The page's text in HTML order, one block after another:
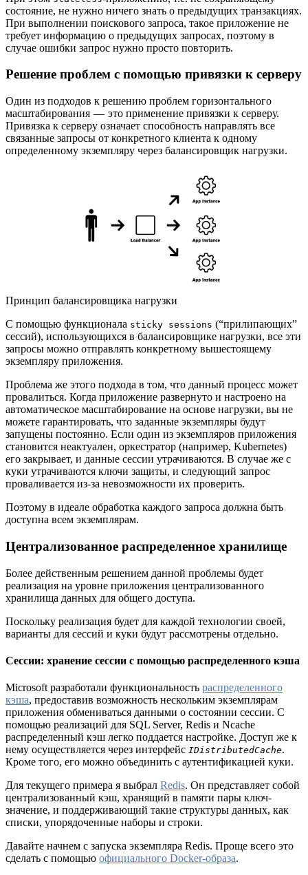
состояние, не нужно ничего знать о предыдущих транзакциях.
При выполнении поискового запроса, такое приложение не
требует информацию о предыдущих запросах, поэтому в
случае ошибки запрос нужно просто повторить.
Решение проблем с помощью привязки к серверу
Один из подходов к решению проблем горизонтального
масштабирования — это применение привязки к серверу.
Привязка к серверу означает способность направлять все
связанные запросы от конкретного клиента к одному
определенному экземпляру через балансировщик нагрузки.
Принцип балансировщика нагрузки
С помощью функционала sticky sessions (“прилипающих”
сессий), использующихся в балансировщике нагрузки, все эти
запросы можно отправлять конкретному вышестоящему
экземпляру приложения.
Проблема же этого подхода в том, что данный процесс может
провалиться. Когда приложение развернуто и настроено на
автоматическое масштабирование на основе нагрузки, вы не
можете гарантировать, что заданные экземпляры будут
запущены постоянно. Если один из экземпляров приложения
становится неактуален, оркестратор (например, Kubernetes)
его закрывает, и данные сессии утрачиваются. В случае же с
куки утрачиваются ключи защиты, и следующий запрос
проваливается из-за невозможности их проверить.
Поэтому в идеале обработка каждого запроса должна быть
доступна всем экземплярам.
Централизованное распределенное хранилище
Более действенным решением данной проблемы будет
реализация на уровне приложения централизованного
хранилища данных для общего доступа.
Поскольку реализация будет для каждой технологии своей,
варианты для сессий и куки будут рассмотрены отдельно.
Сессии: хранение сессии с помощью распределенного кэша
Microsoft разработали функциональность распределенного
кэша, предоставив возможность нескольким экземплярам
приложения обмениваться данными о состоянии сессии. С
помощью реализаций для SQL Server, Redis и Ncache
распределенный кэш легко поддается настройке. Доступ же к
нему осуществляется через интерфейс IDistributedCache.
Кроме того, его можно объединить с аутентификацией куки.
Для текущего примера я выбрал Redis. Он представляет собой
централизованный кэш, хранящий в памяти пары ключ-
значение, и поддерживающий такие структуры данных, как
списки, упорядоченные наборы и строки.
Давайте начнем с запуска экземпляра Redis. Проще всего это
сделать с помощью официального Docker-образа.